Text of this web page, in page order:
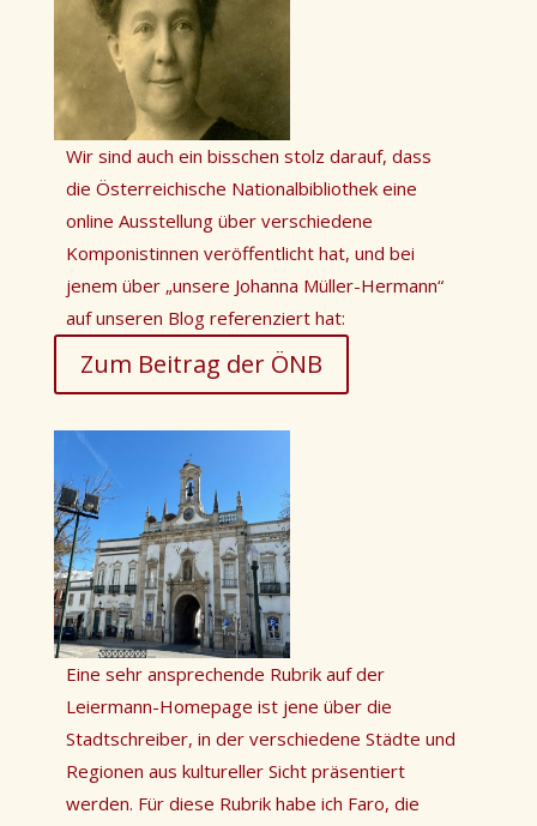
Wir sind auch ein bisschen stolz darauf, dass
die Österreichische Nationalbibliothek eine
online Ausstellung über verschiedene
Komponistinnen veröffentlicht hat, und bei
jenem über „unsere Johanna Müller-Hermann“
auf unseren Blog referenziert hat:
Zum Beitrag der ÖNB
Eine sehr ansprechende Rubrik auf der
Leiermann-Homepage ist jene über die
Stadtschreiber, in der verschiedene Städte und
Regionen aus kultureller Sicht präsentiert
werden. Für diese Rubrik habe ich Faro, die